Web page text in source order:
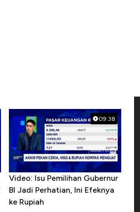
09:38
Video: Isu Pemilihan Gubernur
BI Jadi Perhatian, Ini Efeknya
ke Rupiah